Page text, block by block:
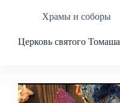
Храмы и соборы
Церковь святого Томаша